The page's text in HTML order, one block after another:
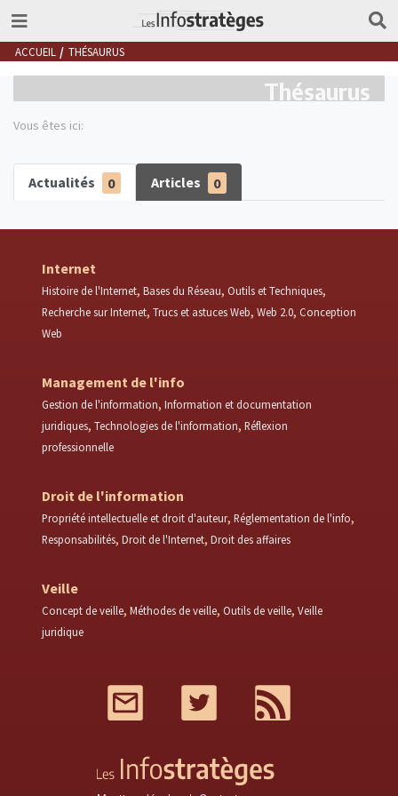
ACCUEIL THÉSAURUS
Thésaurus
Vous êtes ici:
Actualités 0 Articles 0
Internet
Histoire de l'Internet Bases du Réseau Outils et Techniques
Recherche sur Internet Trucs et astuces Web Web 2.0 Conception
Web
Management de l'info
Gestion de l'information Information et documentation
juridiques Technologies de l'information Réflexion
professionnelle
Droit de l'information
Propriété intellectuelle et droit d'auteur Réglementation de l'info
Responsabilités Droit de l'Internet Droit des affaires
Veille
Concept de veille Méthodes de veille Outils de veille Veille
juridique
Twitter